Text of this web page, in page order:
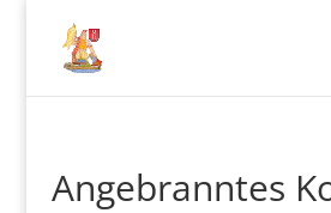
Angebranntes